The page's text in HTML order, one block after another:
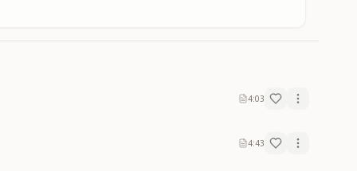
4:03
4:43